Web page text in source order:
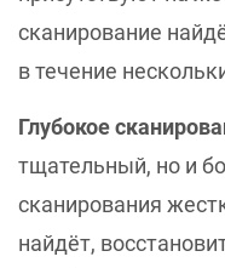
сканирование
в течение
Глубокое
тщательный, но и
сканирования
найдёт,